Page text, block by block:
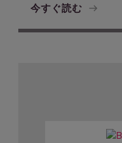
今すぐ読む